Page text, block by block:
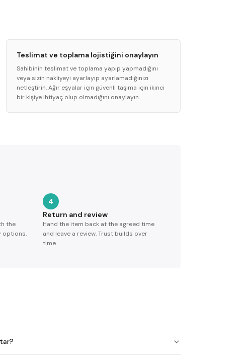
Teslimat ve toplama lojistiğini onaylayın
Sahibinin teslimat ve toplama yapıp yapmadığını
veya sizin nakliyeyi ayarlayıp ayarlamadığınızı
netleştirin. Ağır eşyalar için güvenli taşıma için ikinci
bir kişiye ihtiyaç olup olmadığını onaylayın.
the
options.
4
Return and review
Hand the item back at the agreed time
and leave a review. Trust builds over
time.